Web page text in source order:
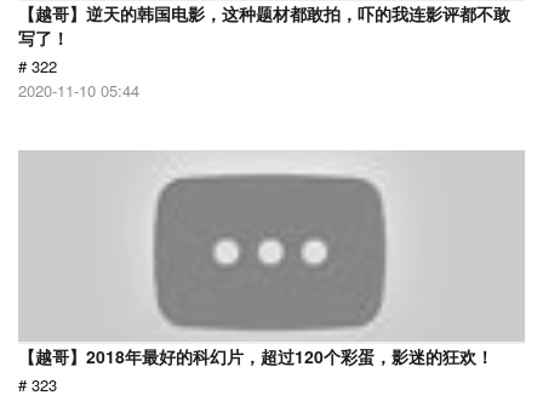
【越哥】逆天的韩国电影，这种题材都敢拍，吓的我连影评都不敢
写了！
# 322
2020-11-10 05:44
【越哥】2018年最好的科幻片，超过120个彩蛋，影迷的狂欢！
# 323